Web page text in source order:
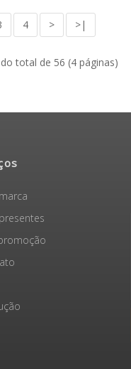
4 > >|
total de 56 (4 páginas)